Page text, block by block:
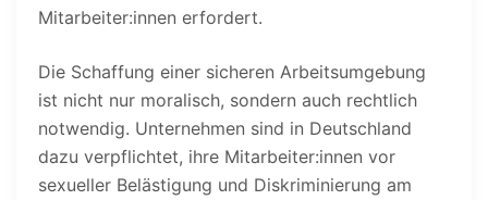
Mitarbeiter:innen erfordert.
Die Schaffung einer sicheren Arbeitsumgebung
ist nicht nur moralisch, sondern auch rechtlich
notwendig. Unternehmen sind in Deutschland
dazu verpflichtet, ihre Mitarbeiter:innen vor
sexueller Belästigung und Diskriminierung am